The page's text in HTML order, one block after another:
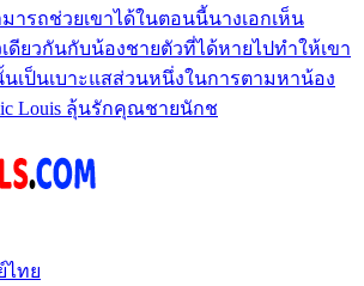
ารถช่วยเขาได้ในตอนนี้นางเอกเห็น
ดียวกันกับน้องชายตัวที่ได้หายไปทำให้เขา
นเป็นเบาะแสส่วนหนึ่งในการตามหาน้อง
Louis ลุ้นรักคุณชายนักช
ไทย